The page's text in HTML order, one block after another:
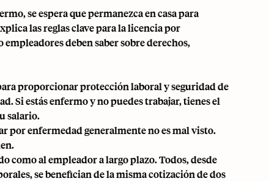
se espera que permanezca en casa para
las reglas clave para la licencia por
deben saber sobre derechos,
proporcionar protección laboral y seguridad de
Si estás enfermo y no puedes trabajar, tienes el
salario.
por enfermedad generalmente no es mal visto.
como al empleador a largo plazo. Todos, desde
se benefician de la misma cotización de dos